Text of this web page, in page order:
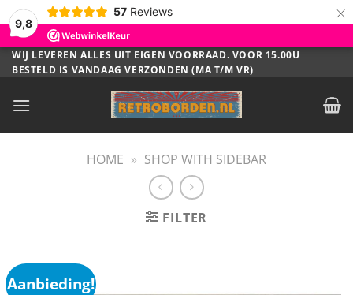
9,8
57 Reviews ×
Ga
naar
WIJ LEVEREN ALLES UIT EIGEN VOORRAAD. VOOR 15.00U
BESTELD IS VANDAAG VERZONDEN (MA T/M VR)
HOME » SHOP WITH SIDEBAR
FILTER
Aanbieding!